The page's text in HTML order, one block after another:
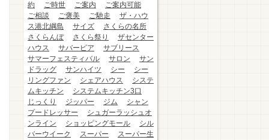
約
ご時世 ご案内
ご案内可能
ご相談
ご褒美 ご馳走
ザ・ハウ
ス港北綱島
サイズ
さくらの名所
さくらんぼ
さくら祭り
ザセンター
ハウス
サバービア
サブリース
サマーフェスティバル
サロン
サン
ドラッグ
サンハイツ シー
シー
リングファン
シェアハウス
システ
ムキッチン
システムキッチン3口
じっくり
ジッパー ジム
シャン
プードレッサー
シュガーラッシュオ
ンライン
ショッピングモール
シル
バーウイーク
スーパー
スーパー生